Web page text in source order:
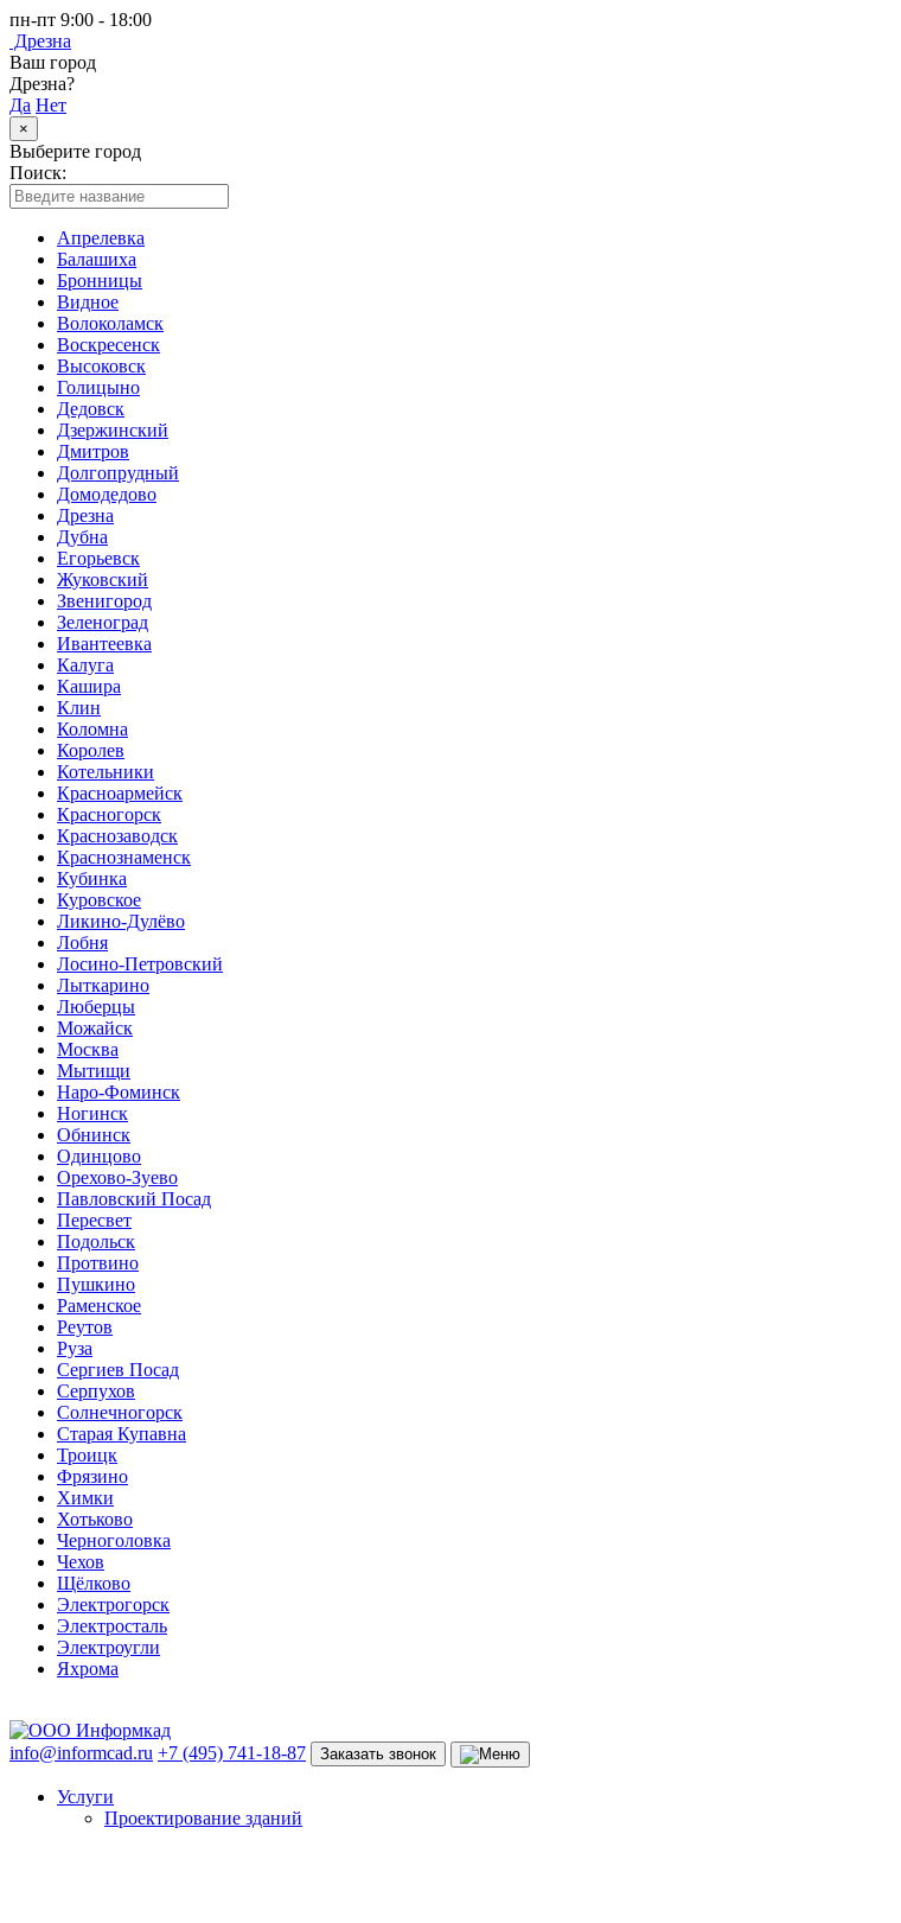
пн-пт 9:00 - 18:00
Дрезна
Ваш город
Дрезна?
Да Нет
×
Выберите город
Поиск:
Апрелевка
Балашиха
Бронницы
Видное
Волоколамск
Воскресенск
Высоковск
Голицыно
Дедовск
Дзержинский
Дмитров
Долгопрудный
Домодедово
Дрезна
Дубна
Егорьевск
Жуковский
Звенигород
Зеленоград
Ивантеевка
Калуга
Кашира
Клин
Коломна
Королев
Котельники
Красноармейск
Красногорск
Краснозаводск
Краснознаменск
Кубинка
Куровское
Ликино-Дулёво
Лобня
Лосино-Петровский
Лыткарино
Люберцы
Можайск
Москва
Мытищи
Наро-Фоминск
Ногинск
Обнинск
Одинцово
Орехово-Зуево
Павловский Посад
Пересвет
Подольск
Протвино
Пушкино
Раменское
Реутов
Руза
Сергиев Посад
Серпухов
Солнечногорск
Старая Купавна
Троицк
Фрязино
Химки
Хотьково
Черноголовка
Чехов
Щёлково
Электрогорск
Электросталь
Электроугли
Яхрома
info@informcad.ru +7 (495) 741-18-87 Заказать звонок
Услуги
Проектирование зданий